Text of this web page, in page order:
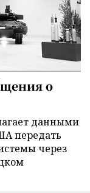
о
данными
передать
через